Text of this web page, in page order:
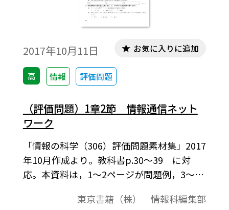
2017年10月11日
高 情報 評価問題
お気に入りに追加
（評価問題）1章2節 情報通信ネット
ワーク
「情報の科学（306）評価問題素材集」2017
年10月作成より。教科書p.30～39 に対
応。本資料は，1～2ページが問題例，3～4
評価問題の素材として，編集加工してご利
東京書籍（株） 情報科編集部